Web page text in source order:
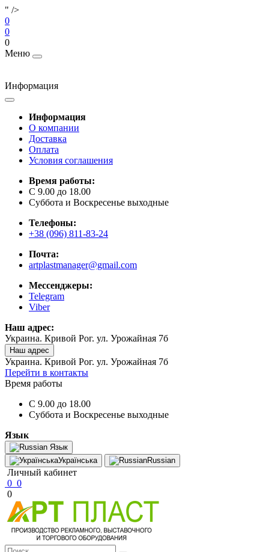
" />
0
0
0
Меню
Информация
Информация
О компании
Доставка
Оплата
Условия соглашения
Время работы:
C 9.00 до 18.00
Суббота и Воскресенье выходные
Телефоны:
+38 (096) 811-83-24
Почта:
artplastmanager@gmail.com
Мессенджеры:
Telegram
Viber
Наш адрес:
Украина. Кривой Рог. ул. Урожайная 7б
Наш адрес
Украина. Кривой Рог. ул. Урожайная 7б
Перейти в контакты
Время работы
C 9.00 до 18.00
Суббота и Воскресенье выходные
Язык
Язык
Українська
Russian
Личный кабинет
0 0
0